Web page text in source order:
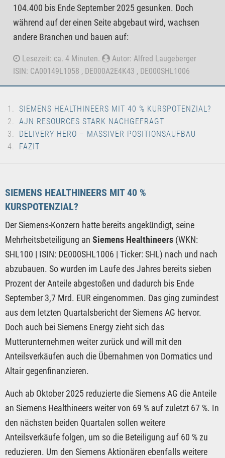
104.400 bis Ende September 2025 gesunken. Doch
während auf der einen Seite abgebaut wird, wachsen
andere Branchen und bauen auf:
Lesezeit: ca. 4 Minuten.
Autor: Alfred Laugeberger
ISIN: CA00149L1058 , DE000A2E4K43 , DE000SHL1006
SIEMENS HEALTHINEERS MIT 40 % KURSPOTENZIAL?
AJN RESOURCES STARK NACHGEFRAGT
DELIVERY HERO – MASSIVER POSITIONSAUFBAU
FAZIT
SIEMENS HEALTHINEERS MIT 40 %
KURSPOTENZIAL?
Der Siemens-Konzern hatte bereits angekündigt, seine
Mehrheitsbeteiligung an Siemens Healthineers (WKN:
SHL100 | ISIN: DE000SHL1006 | Ticker: SHL) nach und nach
abzubauen. So wurden im Laufe des Jahres bereits sieben
Prozent der Anteile abgestoßen und dadurch bis Ende
September 3,7 Mrd. EUR eingenommen. Das ging zumindest
aus dem letzten Quartalsbericht der Siemens AG hervor.
Doch auch bei Siemens Energy zieht sich das
Mutterunternehmen weiter zurück und will mit den
Anteilsverkäufen auch die Übernahmen von Dormatics und
Altair gegenfinanzieren.
Auch ab Oktober 2025 reduzierte die Siemens AG die Anteile
an Siemens Healthineers weiter von 69 % auf zuletzt 67 %. In
den nächsten beiden Quartalen sollen weitere
Anteilsverkäufe folgen, um so die Beteiligung auf 60 % zu
reduzieren. Um den Siemens Aktionären ebenfalls weitere